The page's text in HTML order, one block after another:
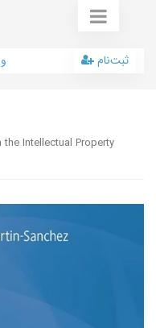
ثبت‌نام
Intellectual Property